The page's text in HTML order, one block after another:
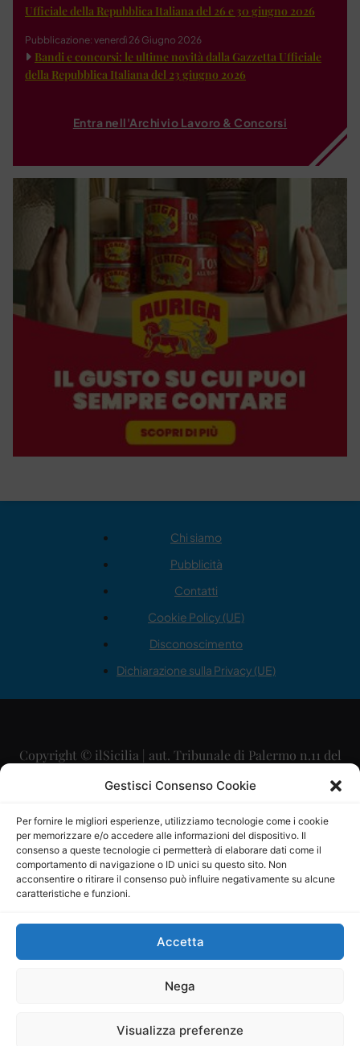
Gestisci Consenso Cookie
Per fornire le migliori esperienze, utilizziamo tecnologie come i cookie
per memorizzare e/o accedere alle informazioni del dispositivo. Il
consenso a queste tecnologie ci permetterà di elaborare dati come il
comportamento di navigazione o ID unici su questo sito. Non
acconsentire o ritirare il consenso può influire negativamente su alcune
caratteristiche e funzioni.
Accetta
Nega
Visualizza preferenze
Ufficiale della Repubblica Italiana del 26 e 30 giugno 2026
Pubblicazione: venerdì 26 Giugno 2026
Bandi e concorsi: le ultime novità dalla Gazzetta Ufficiale
della Repubblica Italiana del 23 giugno 2026
Entra nell'Archivio Lavoro & Concorsi
Chi siamo
Pubblicità
Contatti
Cookie Policy (UE)
Disconoscimento
Dichiarazione sulla Privacy (UE)
Copyright © ilSicilia | aut. Tribunale di Palermo n.11 del
29/09/2015
Direttore Editoriale: Maurizio Scaglione
Direttore Responsabile: Maria Calabrese
P.IVA: 06334930820
Mercurio Comunicazione Società Cooperativa a r.l. è
iscritta al Registro degli Operatori di Comunicazione al
Sito gestito daLa Digitale srl–info@ladigitale.it